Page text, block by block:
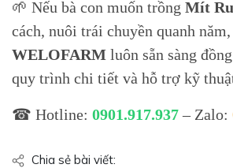
🌱 Nếu bà con muốn trồng Mít
cách, nuôi trái chuyền quanh
WELOFARM luôn sẵn sàng
quy trình chi tiết và hỗ trợ kỹ
☎ Hotline: 0901.917.937– Zalo:
Chia sẻ bài viết: